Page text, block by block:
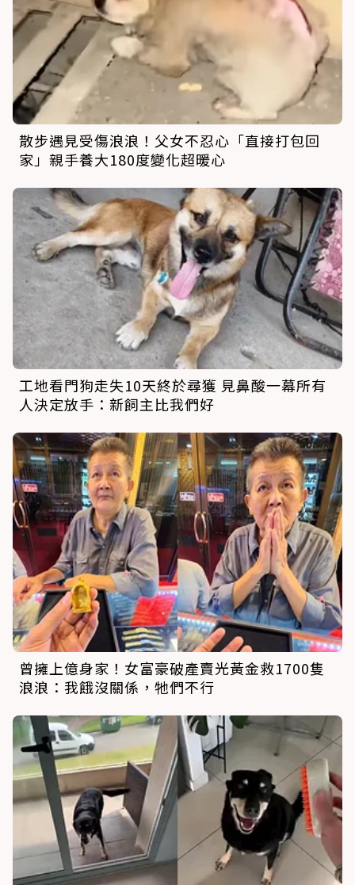
散步遇見受傷浪浪！父女不忍心「直接打包回
家」親手養大180度變化超暖心
工地看門狗走失10天終於尋獲 見鼻酸一幕所有
人決定放手：新飼主比我們好
曾擁上億身家！女富豪破產賣光黃金救1700隻
浪浪：我餓沒關係，牠們不行